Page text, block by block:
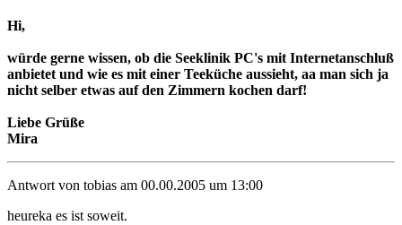
Hi,
würde gerne wissen, ob die Seeklinik PC's mit Internetanschluß
anbietet und wie es mit einer Teeküche aussieht, aa man sich ja
nicht selber etwas auf den Zimmern kochen darf!
Liebe Grüße
Mira
Antwort von tobias am 00.00.2005 um 13:00
heureka es ist soweit.